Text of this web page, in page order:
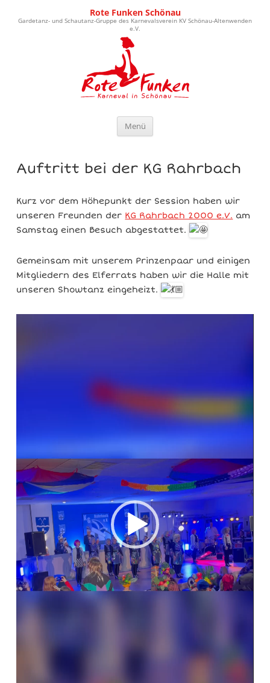
Rote Funken Schönau
Gardetanz- und Schautanz-Gruppe des Karnevalsverein KV Schönau-Altenwenden
e.V.
Menü
Auftritt bei der KG Rahrbach
Kurz vor dem Höhepunkt der Session haben wir
unseren Freunden der KG Rahrbach 2000 e.V. am
Samstag einen Besuch abgestattet.
Gemeinsam mit unserem Prinzenpaar und einigen
Mitgliedern des Elferrats haben wir die Halle mit
unseren Showtanz eingeheizt.